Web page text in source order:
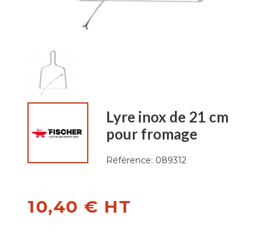
Lyre inox de 21 cm
pour fromage
Référence: 089312
10,40 € HT